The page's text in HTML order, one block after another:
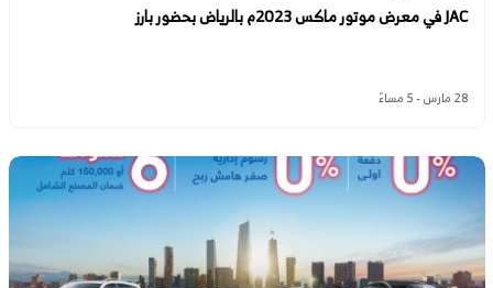
JAC في معرض موتور ماكس 2023م بالرياض بحضور بارز
28 مارس - 5 مساءً